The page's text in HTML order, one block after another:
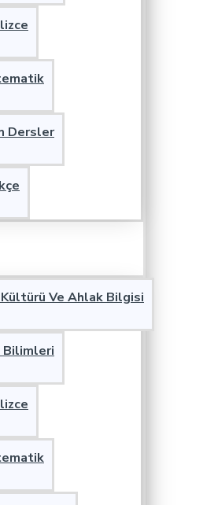
Dersler
Ve Ahlak Bilgisi
Bilimleri